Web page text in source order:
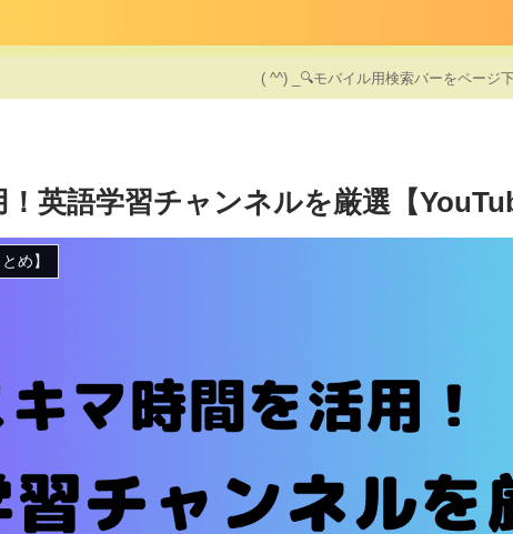
( ^^) _🔍モバイル用検索バーをページ
英語学習チャンネルを厳選【
め】